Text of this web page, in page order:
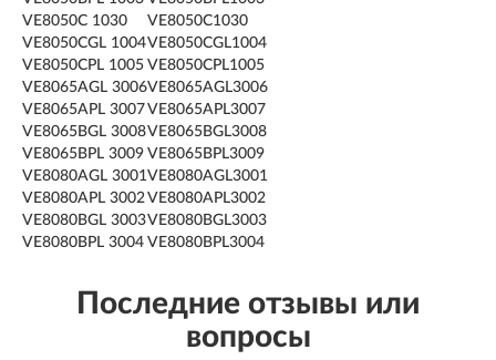
VE8050C 1030
VE8050C1030
VE8050CGL 1004VE8050CGL1004
VE8050CPL 1005 VE8050CPL1005
VE8065AGL 3006VE8065AGL3006
VE8065APL 3007VE8065APL3007
VE8065BGL 3008VE8065BGL3008
VE8065BPL 3009 VE8065BPL3009
VE8080AGL 3001VE8080AGL3001
VE8080APL 3002VE8080APL3002
VE8080BGL 3003VE8080BGL3003
VE8080BPL 3004 VE8080BPL3004
Последние отзывы или
вопросы